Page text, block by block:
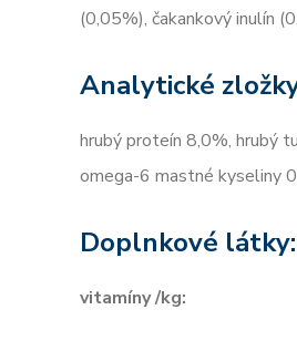
(0,05%), čakankový inulín
Analytické
hrubý proteín 8,0%, hrubý
omega-6 mastné kyseliny
Doplnkové látky:
vitamíny /kg: